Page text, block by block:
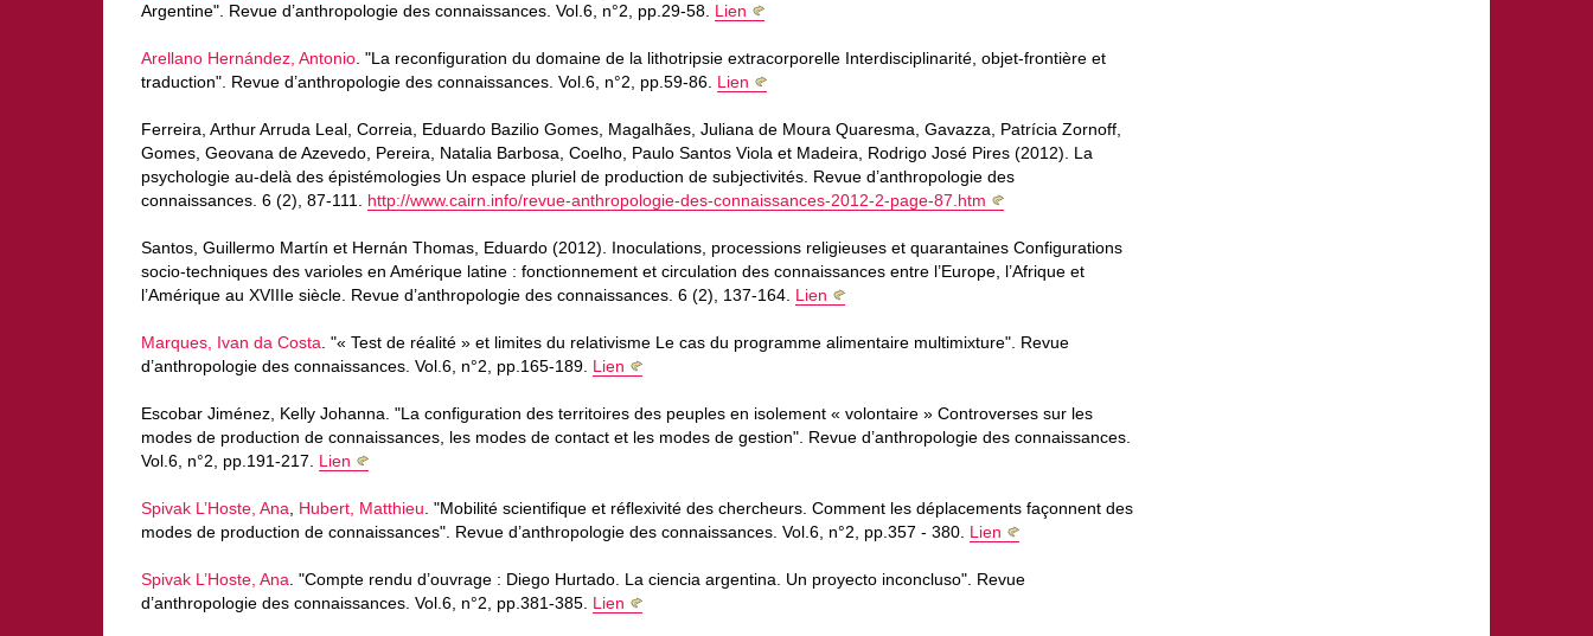
Argentine". Revue d’anthropologie des connaissances. Vol.6, n°2, pp.29-58. Lien
Arellano Hernández, Antonio . "La reconfiguration du domaine de la lithotripsie extracorporelle Interdisciplinarité, objet-frontière et
traduction". Revue d’anthropologie des connaissances. Vol.6, n°2, pp.59-86. Lien
Ferreira, Arthur Arruda Leal, Correia, Eduardo Bazilio Gomes, Magalhães, Juliana de Moura Quaresma, Gavazza, Patrícia Zornoff,
Gomes, Geovana de Azevedo, Pereira, Natalia Barbosa, Coelho, Paulo Santos Viola et Madeira, Rodrigo José Pires (2012). La
psychologie au-delà des épistémologies Un espace pluriel de production de subjectivités. Revue d’anthropologie des
connaissances. 6 (2), 87-111. http://www.cairn.info/revue-anthropologie-des-connaissances-2012-2-page-87.htm
Santos, Guillermo Martín et Hernán Thomas, Eduardo (2012). Inoculations, processions religieuses et quarantaines Configurations
socio-techniques des varioles en Amérique latine : fonctionnement et circulation des connaissances entre l’Europe, l’Afrique et
l’Amérique au XVIIIe siècle. Revue d’anthropologie des connaissances. 6 (2), 137-164. Lien
Marques, Ivan da Costa . "« Test de réalité » et limites du relativisme Le cas du programme alimentaire multimixture". Revue
d’anthropologie des connaissances. Vol.6, n°2, pp.165-189. Lien
Escobar Jiménez, Kelly Johanna. "La configuration des territoires des peuples en isolement « volontaire » Controverses sur les
modes de production de connaissances, les modes de contact et les modes de gestion". Revue d’anthropologie des connaissances.
Vol.6, n°2, pp.191-217. Lien
Spivak L’Hoste, Ana Hubert, Matthieu . "Mobilité scientifique et réflexivité des chercheurs. Comment les déplacements façonnent des
modes de production de connaissances". Revue d’anthropologie des connaissances. Vol.6, n°2, pp.357 - 380. Lien
Spivak L’Hoste, Ana . "Compte rendu d’ouvrage : Diego Hurtado. La ciencia argentina. Un proyecto inconcluso". Revue
d’anthropologie des connaissances. Vol.6, n°2, pp.381-385. Lien